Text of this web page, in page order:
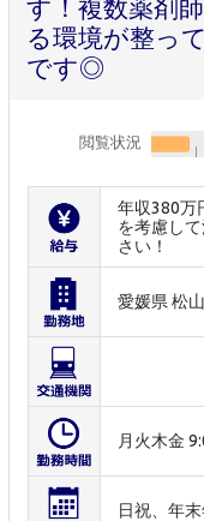
す！複数薬剤
る環境が整っ
です◎
閲覧状況
年収380万
を考慮し
さい！
愛媛県 松
月火木金
日祝、年